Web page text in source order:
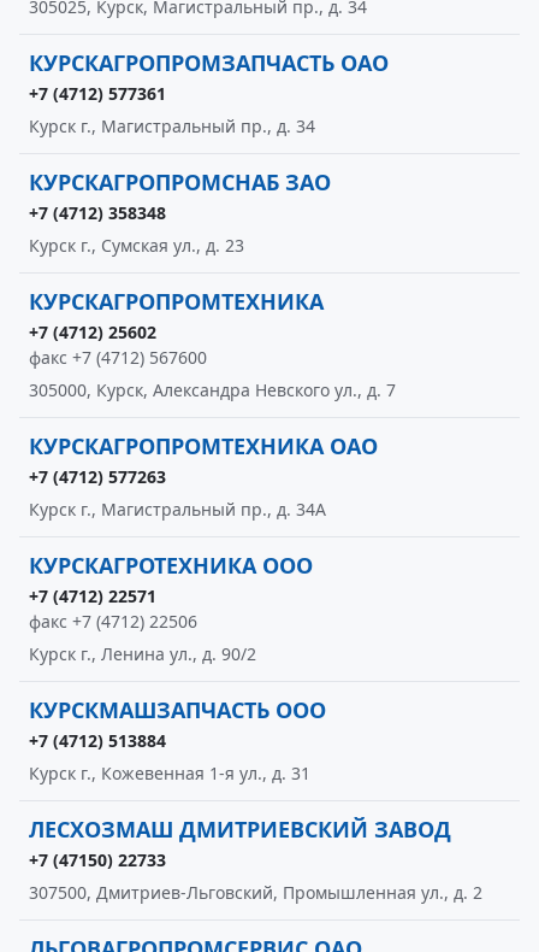
305025, Курск, Магистральный пр., д. 34
КУРСКАГРОПРОМЗАПЧАСТЬ ОАО
+7 (4712) 577361
Курск г., Магистральный пр., д. 34
КУРСКАГРОПРОМСНАБ ЗАО
+7 (4712) 358348
Курск г., Сумская ул., д. 23
КУРСКАГРОПРОМТЕХНИКА
+7 (4712) 25602
факс +7 (4712) 567600
305000, Курск, Александра Невского ул., д. 7
КУРСКАГРОПРОМТЕХНИКА ОАО
+7 (4712) 577263
Курск г., Магистральный пр., д. 34А
КУРСКАГРОТЕХНИКА ООО
+7 (4712) 22571
факс +7 (4712) 22506
Курск г., Ленина ул., д. 90/2
КУРСКМАШЗАПЧАСТЬ ООО
+7 (4712) 513884
Курск г., Кожевенная 1-я ул., д. 31
ЛЕСХОЗМАШ ДМИТРИЕВСКИЙ ЗАВОД
+7 (47150) 22733
307500, Дмитриев-Льговский, Промышленная ул., д. 2